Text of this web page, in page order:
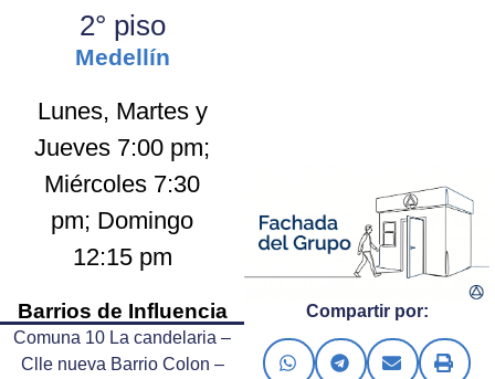
2° piso
Medellín
Lunes, Martes y
Jueves 7:00 pm;
Miércoles 7:30
pm; Domingo
12:15 pm
Barrios de Influencia
Comuna 10 La candelaria –
Clle nueva Barrio Colon –
Compartir por: